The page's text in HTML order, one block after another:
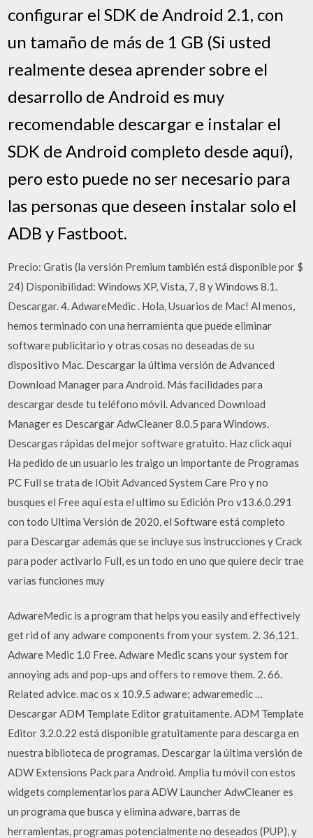
configurar el SDK de Android 2.1, con
un tamaño de más de 1 GB (Si usted
realmente desea aprender sobre el
desarrollo de Android es muy
recomendable descargar e instalar el
SDK de Android completo desde aquí),
pero esto puede no ser necesario para
las personas que deseen instalar solo el
ADB y Fastboot.
Precio: Gratis (la versión Premium también está disponible por $
24) Disponibilidad: Windows XP, Vista, 7, 8 y Windows 8.1.
Descargar. 4. AdwareMedic . Hola, Usuarios de Mac! Al menos,
hemos terminado con una herramienta que puede eliminar
software publicitario y otras cosas no deseadas de su
dispositivo Mac. Descargar la última versión de Advanced
Download Manager para Android. Más facilidades para
descargar desde tu teléfono móvil. Advanced Download
Manager es Descargar AdwCleaner 8.0.5 para Windows.
Descargas rápidas del mejor software gratuito. Haz click aquí
Ha pedido de un usuario les traigo un importante de Programas
PC Full se trata de IObit Advanced System Care Pro y no
busques el Free aquí esta el ultimo su Edición Pro v13.6.0.291
con todo Ultima Versión de 2020, el Software está completo
para Descargar además que se incluye sus instrucciones y Crack
para poder activarlo Full, es un todo en uno que quiere decir trae
varias funciones muy
AdwareMedic is a program that helps you easily and effectively
get rid of any adware components from your system. 2. 36,121.
Adware Medic 1.0 Free. Adware Medic scans your system for
annoying ads and pop-ups and offers to remove them. 2. 66.
Related advice. mac os x 10.9.5 adware; adwaremedic …
Descargar ADM Template Editor gratuitamente. ADM Template
Editor 3.2.0.22 está disponible gratuitamente para descarga en
nuestra biblioteca de programas. Descargar la última versión de
ADW Extensions Pack para Android. Amplia tu móvil con estos
widgets complementarios para ADW Launcher AdwCleaner es
un programa que busca y elimina adware, barras de
herramientas, programas potencialmente no deseados (PUP), y